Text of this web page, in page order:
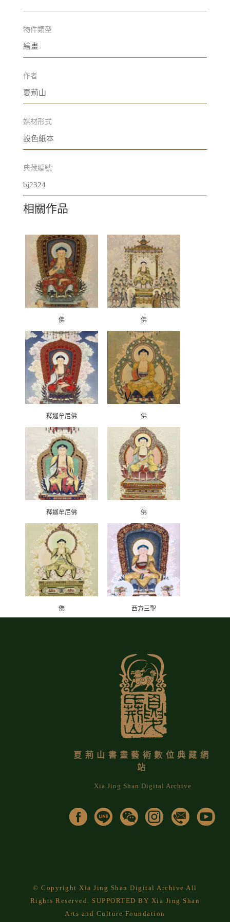
物件類型
繪畫
作者
夏荊山
媒材形式
設色紙本
典藏編號
bj2324
相關作品
佛 佛
釋迦牟尼佛 佛
釋迦牟尼佛 佛
佛 西方三聖
夏荊山書畫藝術數位典藏網
站
Xia Jing Shan Digital Archive
© Copyright Xia Jing Shan Digital Archive All
Rights Reserved. SUPPORTED BY Xia Jing Shan
Arts and Culture Foundation